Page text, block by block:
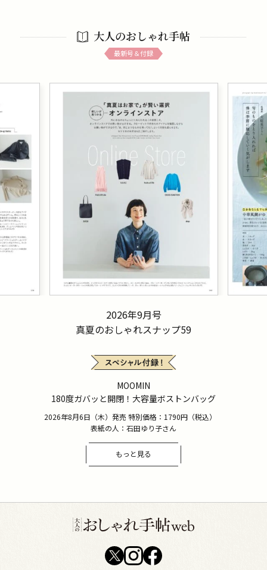
大人のおしゃれ手帖
最新号＆付録
2026年9月号
真夏のおしゃれスナップ59
MOOMIN
180度ガバッと開閉！大容量ボストンバッグ
2026年8月6日（木）発売 特別価格：1790円（税込）
表紙の人：石田ゆり子さん
もっと見る